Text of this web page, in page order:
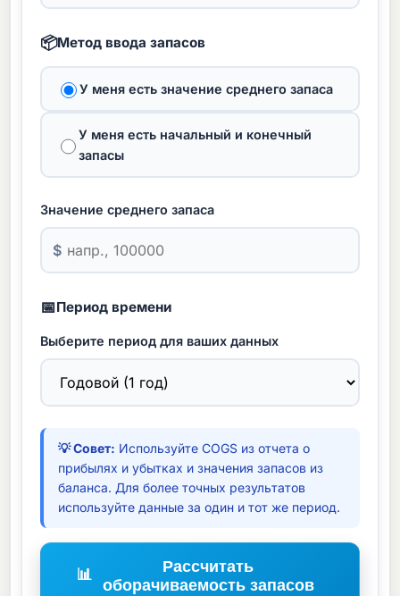
📦Метод ввода запасов
У меня есть значение среднего запаса
У меня есть начальный и конечный
запасы
Значение среднего запаса
$
📅Период времени
Выберите период для ваших данных
💡 Совет: Используйте COGS из отчета о
прибылях и убытках и значения запасов из
баланса. Для более точных результатов
используйте данные за один и тот же период.
📊
Рассчитать
оборачиваемость запасов